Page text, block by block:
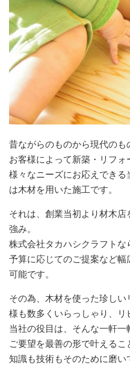
昔ながらのものから現代のも
お客様によって新築・リフォ
様々なニーズにお応えでき
は木材を用いた施工です。
それは、創業当初より材木
強み。
株式会社タカハシクラフトな
予算に応じてのご提案など
可能です。
その為、木材を使った珍し
様も数多くいらっしゃり、リ
当社の役目は、そんな一軒
ご要望を最善の形で叶えるこ
知識も技術もそのために磨